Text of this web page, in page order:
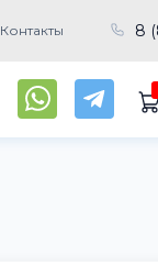
Контакты 8